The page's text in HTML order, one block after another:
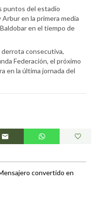
puntos del estadio
en la primera media
en el tiempo de
derrota consecutiva,
Federación, el próximo
en la última jornada del
convertido en